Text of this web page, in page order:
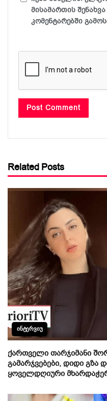
მისამართის
კომენტარებში
Related Posts
ᲘᲜᲢᲔᲠᲕᲘᲣ
ქართველი თარჯიმანი
გამარჯვებები, დიდი გზა
ყოველდღიური